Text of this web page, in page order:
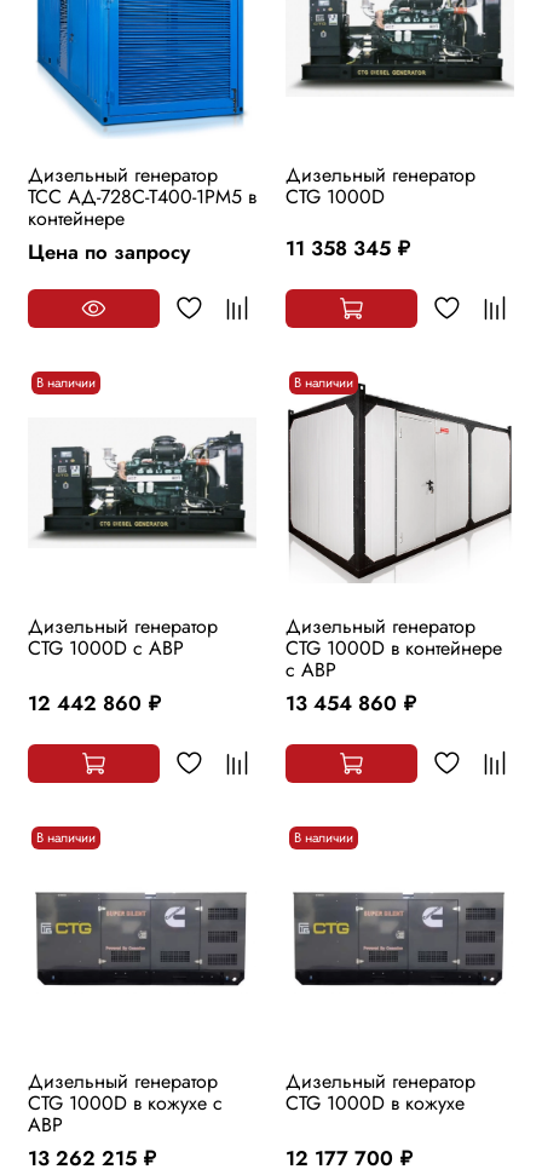
Дизельный генератор
ТСС АД-728С-Т400-1РМ5 в
контейнере
Цена по запросу
Дизельный генератор
CTG 1000D
11 358 345 руб.
В наличии
Дизельный генератор
CTG 1000D с АВР
12 442 860 руб.
В наличии
Дизельный генератор
CTG 1000D в контейнере
с АВР
13 454 860 руб.
В наличии
Дизельный генератор
CTG 1000D в кожухе с
АВР
13 262 215 руб.
В наличии
Дизельный генератор
CTG 1000D в кожухе
12 177 700 руб.